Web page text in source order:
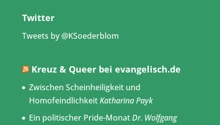
Twitter
Tweets by @KSoederblom
Kreuz & Queer bei evangelisch.de
Zwischen Scheinheiligkeit und
HomofeindlichkeitKatharina Payk
Ein politischer Pride-MonatDr. Wolfgang